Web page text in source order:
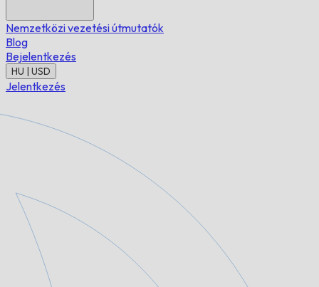
Nemzetközi vezetési útmutatók
Blog
Bejelentkezés
HU | USD
Jelentkezés